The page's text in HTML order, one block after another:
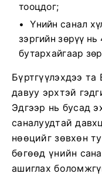
тооцдог;
Үнийн санал
зэргийн зөрүү
бутархайгаар
Бүртгүүлэхдээ
давуу эрхтэй
Эдгээр нь бусад
саналуудтай
нөөцийг зөвхөн
бөгөөд үнийн
ашиглах